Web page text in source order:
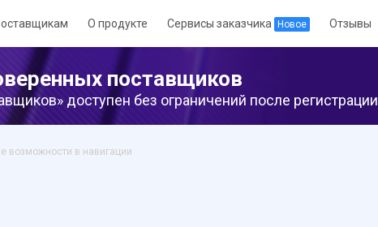
О продукте Сервисы заказчика Новое Отзывы
поставщиков
доступен без ограничений после регистрации
возможности в навигации